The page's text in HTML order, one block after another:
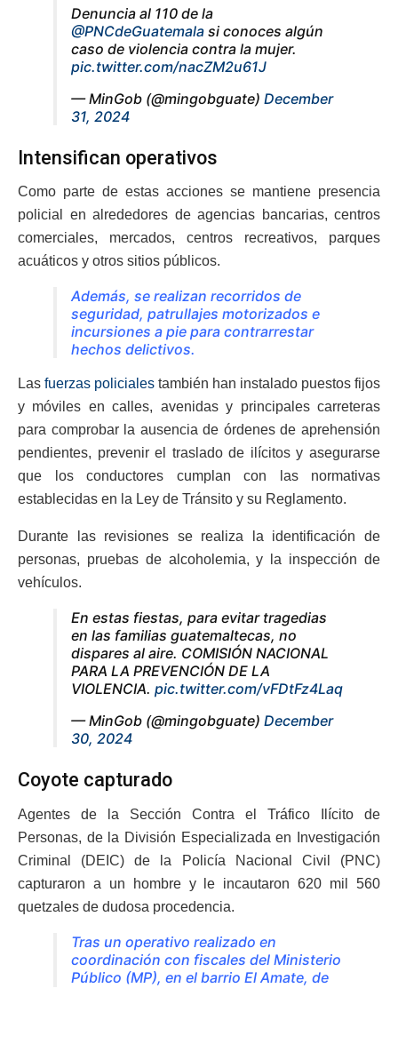
Denuncia al 110 de la
@PNCdeGuatemala si conoces algún
caso de violencia contra la mujer.
pic.twitter.com/nacZM2u61J
— MinGob (@mingobguate) December
31, 2024
Intensifican operativos
Como parte de estas acciones se mantiene presencia
policial en alrededores de agencias bancarias, centros
comerciales, mercados, centros recreativos, parques
acuáticos y otros sitios públicos.
Además, se realizan recorridos de
seguridad, patrullajes motorizados e
incursiones a pie para contrarrestar
hechos delictivos.
Las fuerzas policiales también han instalado puestos fijos
y móviles en calles, avenidas y principales carreteras
para comprobar la ausencia de órdenes de aprehensión
pendientes, prevenir el traslado de ilícitos y asegurarse
que los conductores cumplan con las normativas
establecidas en la Ley de Tránsito y su Reglamento.
Durante las revisiones se realiza la identificación de
personas, pruebas de alcoholemia, y la inspección de
vehículos.
En estas fiestas, para evitar tragedias
en las familias guatemaltecas, no
dispares al aire. COMISIÓN NACIONAL
PARA LA PREVENCIÓN DE LA
VIOLENCIA. pic.twitter.com/vFDtFz4Laq
— MinGob (@mingobguate) December
30, 2024
Coyote capturado
Agentes de la Sección Contra el Tráfico Ilícito de
Personas, de la División Especializada en Investigación
Criminal (DEIC) de la Policía Nacional Civil (PNC)
capturaron a un hombre y le incautaron 620 mil 560
quetzales de dudosa procedencia.
Tras un operativo realizado en
coordinación con fiscales del Ministerio
Público (MP), en el barrio El Amate, de